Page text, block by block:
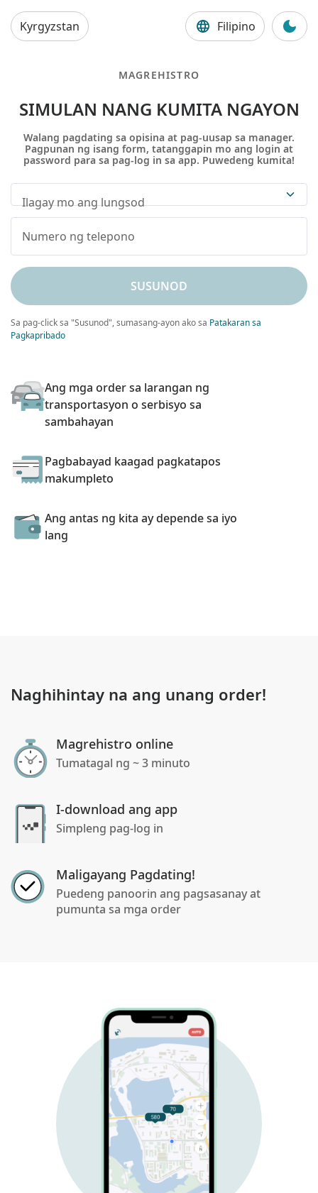
Kyrgyzstan Filipino
MAGREHISTRO
SIMULAN NANG KUMITA NGAYON
Walang pagdating sa opisina at pag-uusap sa manager.
Pagpunan ng isang form, tatanggapin mo ang login at
password para sa pag-log in sa app. Puwedeng kumita!
Ilagay mo ang lungsod
SUSUNOD
Sa pag-click sa "Susunod", sumasang-ayon ako sa Patakaran sa
Pagkapribado
Ang mga order sa larangan ng
transportasyon o serbisyo sa
sambahayan
Pagbabayad kaagad pagkatapos
makumpleto
Ang antas ng kita ay depende sa iyo
lang
Naghihintay na ang unang order!
Magrehistro online
Tumatagal ng ~ 3 minuto
I-download ang app
Simpleng pag-log in
Maligayang Pagdating!
Puedeng panoorin ang pagsasanay at
pumunta sa mga order